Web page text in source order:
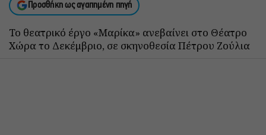
Προσθήκη ως αγαπημένη πηγή
Το θεατρικό έργο «Μαρίκα» ανεβαίνει στο Θέατρο
Χώρα το Δεκέμβριο, σε σκηνοθεσία Πέτρου Ζούλια